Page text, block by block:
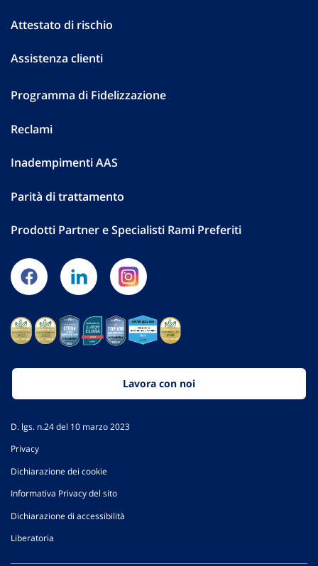
Attestato di rischio
Assistenza clienti
Programma di Fidelizzazione
Reclami
Inadempimenti AAS
Parità di trattamento
Prodotti Partner e Specialisti Rami Preferiti
Lavora con noi
D. lgs. n.24 del 10 marzo 2023
Privacy
Dichiarazione dei cookie
Informativa Privacy del sito
Dichiarazione di accessibilità
Liberatoria